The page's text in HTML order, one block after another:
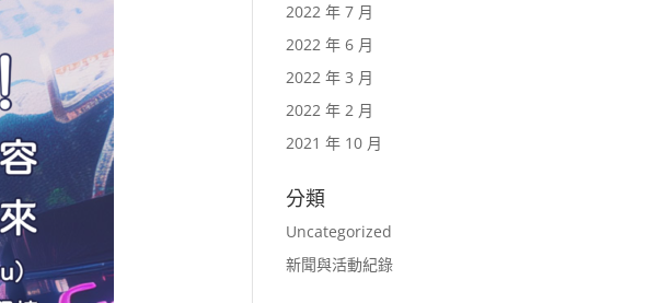
2022 年 7 月
2022 年 6 月
2022 年 3 月
2022 年 2 月
2021 年 10 月
分類
Uncategorized
新聞與活動紀錄